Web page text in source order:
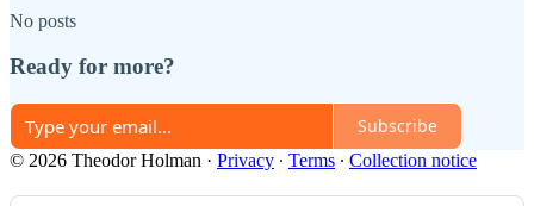
No posts
Ready for more?
Subscribe
© 2026 Theodor Holman · Privacy ∙ Terms ∙ Collection notice